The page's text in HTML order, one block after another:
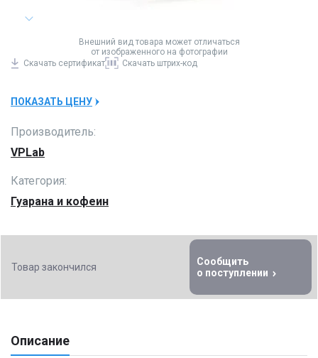
Внешний вид товара может отличаться
от изображенного на фотографии
Скачать сертификат Скачать штрих-код
ПОКАЗАТЬ ЦЕНУ
Производитель:
VPLab
Категория:
Гуарана и кофеин
Товар закончился
Сообщить
о поступлении
Описание